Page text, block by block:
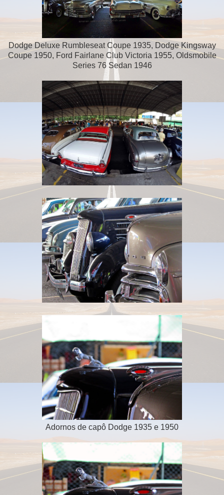
Dodge Deluxe Rumbleseat Coupe 1935, Dodge Kingsway
Coupe 1950, Ford Fairlane Club Victoria 1955, Oldsmobile
Series 76 Sedan 1946
Adornos de capô Dodge 1935 e 1950